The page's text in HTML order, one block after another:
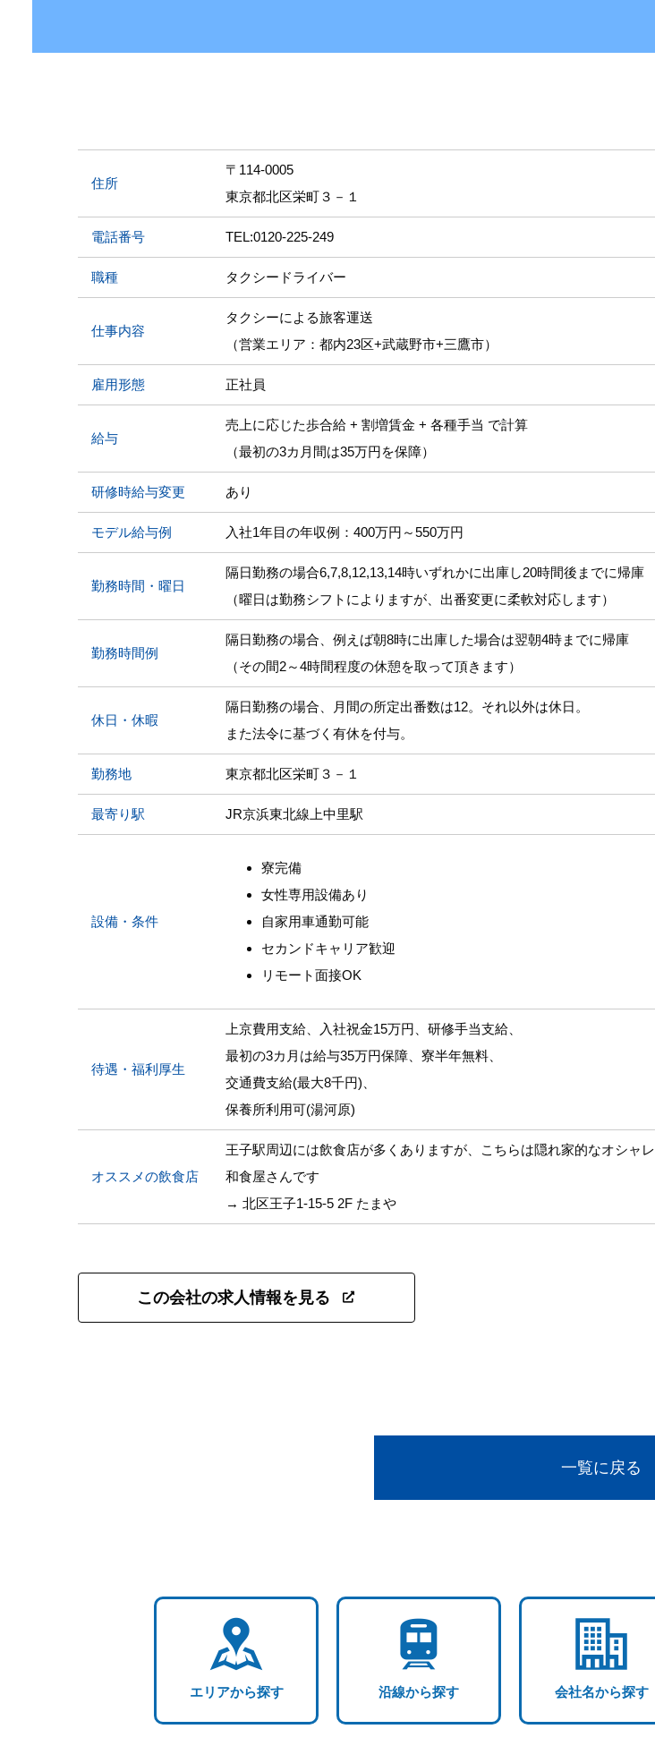
住所
〒114-0005
東京都北区栄町３－１
電話番号 TEL:0120-225-249
職種 タクシードライバー
仕事内容
タクシーによる旅客運送
（営業エリア：都内23区+武蔵野市+三鷹市）
雇用形態 正社員
給与
売上に応じた歩合給 + 割増賃金 + 各種手当 で計算
（最初の3カ月間は35万円を保障）
研修時給与変更 あり
モデル給与例 入社1年目の年収例：400万円～550万円
勤務時間・曜日
隔日勤務の場合6,7,8,12,13,14時いずれかに出庫し20時間後までに帰庫
（曜日は勤務シフトによりますが、出番変更に柔軟対応します）
勤務時間例
隔日勤務の場合、例えば朝8時に出庫した場合は翌朝4時までに帰庫
（その間2～4時間程度の休憩を取って頂きます）
休日・休暇
隔日勤務の場合、月間の所定出番数は12。それ以外は休日。
また法令に基づく有休を付与。
勤務地 東京都北区栄町３－１
最寄り駅 JR京浜東北線上中里駅
設備・条件
寮完備
女性専用設備あり
自家用車通勤可能
セカンドキャリア歓迎
リモート面接OK
待遇・福利厚生
上京費用支給、入社祝金15万円、研修手当支給、
最初の3カ月は給与35万円保障、寮半年無料、
交通費支給(最大8千円)、
保養所利用可(湯河原)
オススメの飲食店
王子駅周辺には飲食店が多くありますが、こちらは隠れ家的なオシャレ
和食屋さんです
→ 北区王子1-15-5 2F たまや
この会社の求人情報を見る
一覧に戻る
エリアから探す 沿線から探す 会社名から探す